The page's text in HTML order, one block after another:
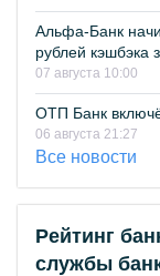
Альфа-Банк
рублей кэшбэка
07 августа 10:00
ОТП Банк
06 августа 21:27
Все новости
Рейтинг
службы